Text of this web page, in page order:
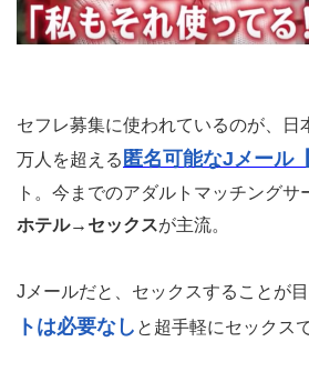
セフレ募集に使われているのが、日
万人を超える 匿名可能なJメール
ト。今までのアダルトマッチングサ
ホテル→セックスが主流。
Jメールだと、セックスすることが
トは必要なし と超手軽にセックス